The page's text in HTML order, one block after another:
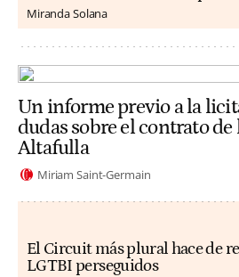
Miranda Solana
Un informe previo a la
dudas sobre el contrato de
Altafulla
Miriam Saint-Germain
El Circuit más plural hace de
LGTBI perseguidos